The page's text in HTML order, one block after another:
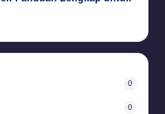
0
0